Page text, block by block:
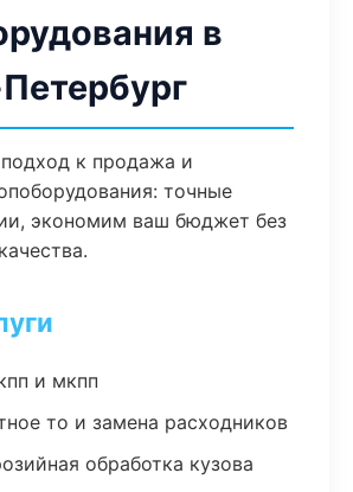
в
к продажа и
точные
экономим ваш бюджет без
и мкпп
то и замена расходников
обработка кузова